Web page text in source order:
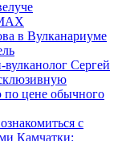
в Вулканариуме
Сергей
цене обычного
с
Камчатки: